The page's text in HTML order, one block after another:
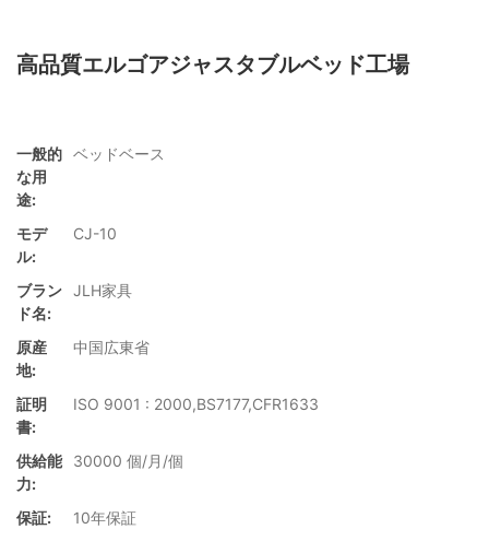
高品質エルゴアジャスタブルベッド工場
一般的
な用
途:
ベッドベース
モデ
ル:
CJ-10
ブラン
ド名:
JLH家具
原産
地:
中国広東省
証明
書:
ISO 9001 : 2000,BS7177,CFR1633
供給能
力:
30000 個/月/個
保証:
10年保証